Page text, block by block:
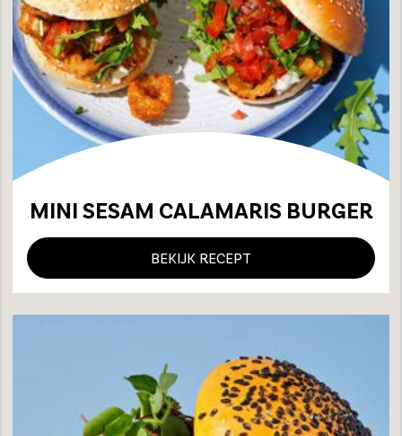
MINI SESAM CALAMARIS BURGER
BEKIJK RECEPT